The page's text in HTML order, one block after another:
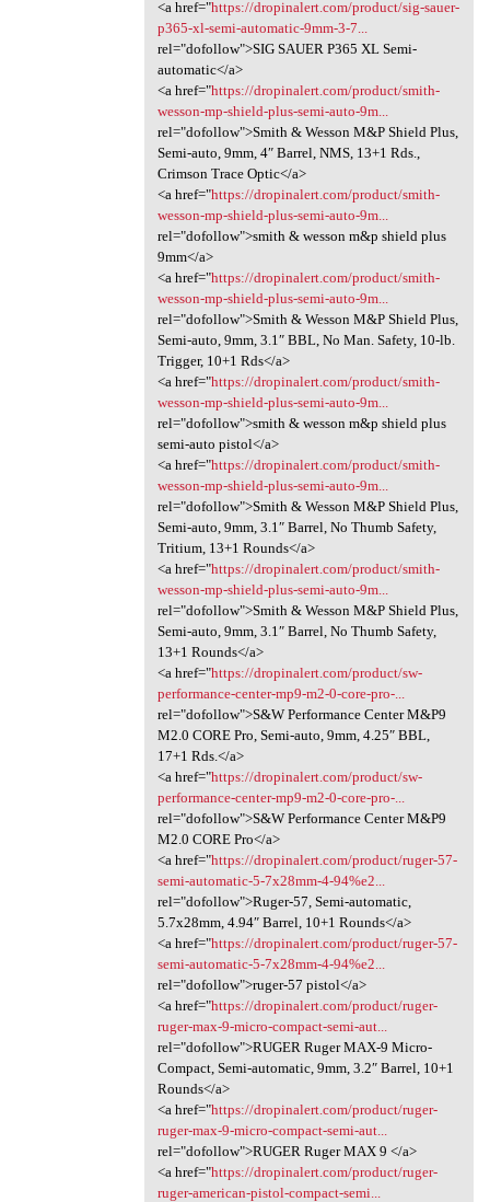
<a href="https://dropinalert.com/product/sig-sauer-
p365-xl-semi-automatic-9mm-3-7...
rel="dofollow">SIG SAUER P365 XL Semi-
automatic</a>
<a href="https://dropinalert.com/product/smith-
wesson-mp-shield-plus-semi-auto-9m...
rel="dofollow">Smith & Wesson M&P Shield Plus,
Semi-auto, 9mm, 4″ Barrel, NMS, 13+1 Rds.,
Crimson Trace Optic</a>
<a href="https://dropinalert.com/product/smith-
wesson-mp-shield-plus-semi-auto-9m...
rel="dofollow">smith & wesson m&p shield plus
9mm</a>
<a href="https://dropinalert.com/product/smith-
wesson-mp-shield-plus-semi-auto-9m...
rel="dofollow">Smith & Wesson M&P Shield Plus,
Semi-auto, 9mm, 3.1″ BBL, No Man. Safety, 10-lb.
Trigger, 10+1 Rds</a>
<a href="https://dropinalert.com/product/smith-
wesson-mp-shield-plus-semi-auto-9m...
rel="dofollow">smith & wesson m&p shield plus
semi-auto pistol</a>
<a href="https://dropinalert.com/product/smith-
wesson-mp-shield-plus-semi-auto-9m...
rel="dofollow">Smith & Wesson M&P Shield Plus,
Semi-auto, 9mm, 3.1″ Barrel, No Thumb Safety,
Tritium, 13+1 Rounds</a>
<a href="https://dropinalert.com/product/smith-
wesson-mp-shield-plus-semi-auto-9m...
rel="dofollow">Smith & Wesson M&P Shield Plus,
Semi-auto, 9mm, 3.1″ Barrel, No Thumb Safety,
13+1 Rounds</a>
<a href="https://dropinalert.com/product/sw-
performance-center-mp9-m2-0-core-pro-...
rel="dofollow">S&W Performance Center M&P9
M2.0 CORE Pro, Semi-auto, 9mm, 4.25″ BBL,
17+1 Rds.</a>
<a href="https://dropinalert.com/product/sw-
performance-center-mp9-m2-0-core-pro-...
rel="dofollow">S&W Performance Center M&P9
M2.0 CORE Pro</a>
<a href="https://dropinalert.com/product/ruger-57-
semi-automatic-5-7x28mm-4-94%e2...
rel="dofollow">Ruger-57, Semi-automatic,
5.7x28mm, 4.94″ Barrel, 10+1 Rounds</a>
<a href="https://dropinalert.com/product/ruger-57-
semi-automatic-5-7x28mm-4-94%e2...
rel="dofollow">ruger-57 pistol</a>
<a href="https://dropinalert.com/product/ruger-
ruger-max-9-micro-compact-semi-aut...
rel="dofollow">RUGER Ruger MAX-9 Micro-
Compact, Semi-automatic, 9mm, 3.2″ Barrel, 10+1
Rounds</a>
<a href="https://dropinalert.com/product/ruger-
ruger-max-9-micro-compact-semi-aut...
rel="dofollow">RUGER Ruger MAX 9 </a>
<a href="https://dropinalert.com/product/ruger-
ruger-american-pistol-compact-semi...